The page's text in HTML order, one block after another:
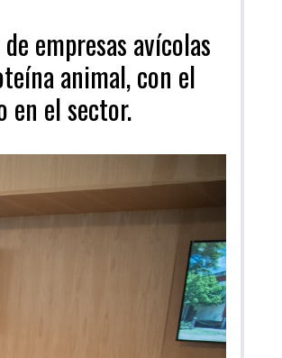
empresas avícolas
animal, con el
en el sector.